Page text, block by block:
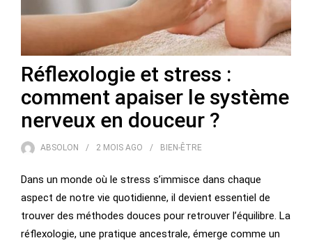
Réflexologie et stress :
comment apaiser le système
nerveux en douceur ?
ABSOLON 2 MOIS AGO BIEN-ÊTRE
Dans un monde où le stress s’immisce dans chaque
aspect de notre vie quotidienne, il devient essentiel de
trouver des méthodes douces pour retrouver l’équilibre. La
réflexologie, une pratique ancestrale, émerge comme un